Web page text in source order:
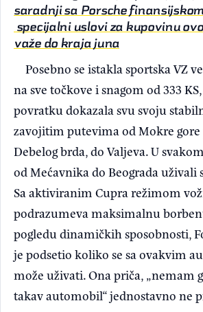
saradnji sa Porsche
specijalni uslovi za kupovinu
važe do kraja juna
Posebno se istakla sportska VZ
na sve točkove i snagom od 333
povratku dokazala svu svoju
zavojitim putevima od Mokre gore
Debelog brda, do Valjeva. U
od Mećavnika do Beograda uživali
Sa aktiviranim Cupra režimom
podrazumeva maksimalnu
pogledu dinamičkih sposobnosti,
je podsetio koliko se sa ovakvim
može uživati. Ona priča, „nemam
takav automobil“ jednostavno ne